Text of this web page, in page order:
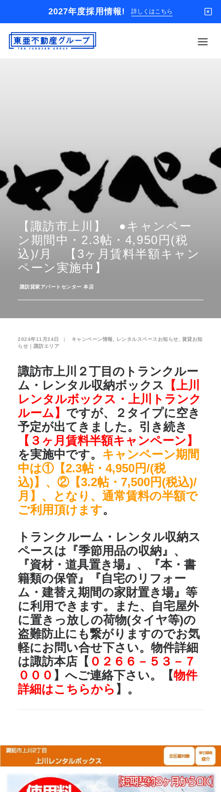
2027年度採用情報! 詳しくはこちら
入居者様専用
解約のお申込み
企業情報
お問い合わせ
お気に入り 閲覧履歴
【諏訪市上川】 ●キャンペー
ン期間中・2.3帖・4,950円(税
込)/月 【3ヶ月賃料半額キャン
ペーン実施中】
諏訪貸家アパートセンター 本店
2024年11月24日 | キャンペーン情報 レンタルスペースお知らせ
賃貸お知
らせ｜諏訪エリア
諏訪市上川２丁目のトランクルー
ム・レンタル収納ボックス
【上川
レンタルボックス・上川トランク
ルーム】 ですが、２タイプに空き
予定が出てきました。引き続き
【３ヶ月賃料半額キャンペーン】
を実施中です。 キャンペーン期間
中は①【2.3帖・4,950円/(税
込)】、②【3.2帖・7,500円(税込)/
月】、となり、通常賃料の半額で
ご利用頂けます。
トランクルーム・レンタル収納ス
ペースは 『季節用品の収納』、
『資材・道具置き場』、『本・書
籍類の保管』『自宅のリフォー
ム・建替え期間の家財置き場』 等
に利用できます。また、自宅屋外
に置きっ放しの荷物(タイヤ等)の
盗難防止にも繋がりますのでお気
軽にお問い合せ下さい。物件詳細
は諏訪本店 【 ０２６６－５３－７
０００ 】へご連絡下さい。【物件
詳細はこちらから 】。